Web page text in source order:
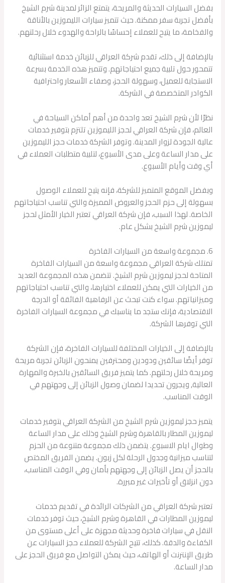
بفضل السيارات الحديثة والمريحة، يتمتع الزائر لمدينة شرم الشيخ
بأفضل تجربة سفر ممكنة. حيث تتميز سيارات الليموزين بالأناقة
والفخامة، ما يتيح للعملاء إحساسًا بالراحة والهدوء خلال رحلتهم.
بالإضافة إلى ذلك، تقدم شركة العراقي للزبائن خدمة استثنائية
تتمحور حول تلبية جميع احتياجاتهم. وتتميز هذه الخدمة بسرعة
الاستجابة للعميل، وسهولة الحجز، وصفاء الأسعار واحترافية
الكوادر المتخصصة في الشركة.
نظرًا لأن شرم الشيخ تعد واحدة من أهم أماكن السياحة في
العالم، فإن شركة العراقي لحجز الليموزين تلتزم بتوفير خدمات
عالية الجودة لزوار المدينة. وتوفر الشركة خدمات حجز الليموزين
على مدار الساعة وعلى مدى الأسبوع، لتلبية متطلبات العملاء في
أي وقت وأيام الأسبوع.
وبفضل الموقع المتميز للشركة، فإنه يتيح للعملاء الوصول
بسهولة إلى حزم الحجز والعروض المميزة والتي تناسب احتياجاتهم
الخاصة. لهذا السبب، فإن شركة العراقي تعتبر الخيار الأمثل لحجز
ليموزين شرم الشيخ بشكل عام.
6. مجموعة واسعة من السيارات الفاخرة
تمتلك شركة العراقي مجموعة واسعة من السيارات الفاخرة
المتاحة لحجز ليموزين شرم الشيخ. تتضمن هذه المجموعة العديد
من الخيارات التي يمكن للعملاء اختيارها، والتي تناسب احتياجاتهم
وميزانياتهم. سواء كنت تبحث عن الرفاهية الفائقة أو الدرجة
الاقتصادية، فإنك ستجد ما يناسبك في مجموعة السيارات الفاخرة
التي توفرها الشركة.
بالإضافة إلى الخيارات المختلفة للسيارات الفاخرة، فإن الشركة
توفر أيضًا سائقين ودودين ومحترفين يمنحون الزبائن تجربة مريحة
ومريحة خلال رحلتهم. كما يتميز فريق السائقين بالخبرة والمهارة
العالية, ويجرون تحديدا لضمان وصول الزبائن إلى وجهتهم في
الوقت المناسب.
يتميز حجز ليموزين شرم الشيخ من الشركة العراقي بتوفير خدمات
ليموزين المطار بالقاهرة وشرم الشيخ وذلك على مدار الساعة
وطوال ايام الاسبوع. يتضمن ذلك مجموعة متنوعة من الحزم
لتناسب ميزانية وجدول الرحلة لكل زبون. يضمن الفريق المختص
بالحجز أن يصل الزبائن إلى وجهتهم بأمان وفي الوقت المناسب،
دون انزلاق أو تأخيرات غير مبررة.
تعتبر شركة العراقي من الشركات الرائدة في تقديم خدمات
ليموزين المطارات في القاهرة وشرم الشيخ، حيث توفر خدمات
النقل في سيارات فاخرة وحديثة مجهزة على أعلى مستوى من
الكفاءة والدقة. كذلك، تتيح الشركة للعملاء حجز السيارات عن
طريق الإنترنت أو الهاتف، حيث يمكن التواصل مع فريق الحجز على
مدار الساعة.